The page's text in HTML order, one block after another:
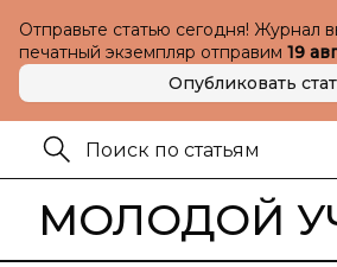
Отправьте статью сегодня! Журнал
печатный экземпляр отправим 19
Опубликовать
МОЛОДОЙ